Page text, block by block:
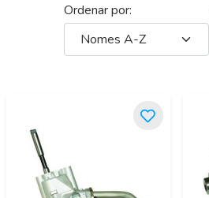
Ordenar por: